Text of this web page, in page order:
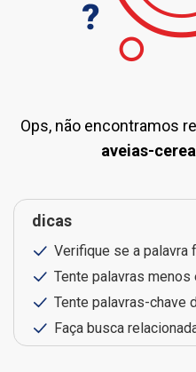
Ops, não encontramos
aveias-
dicas
Verifique se a palavra
Tente palavras
Tente palavras-chave
Faça busca